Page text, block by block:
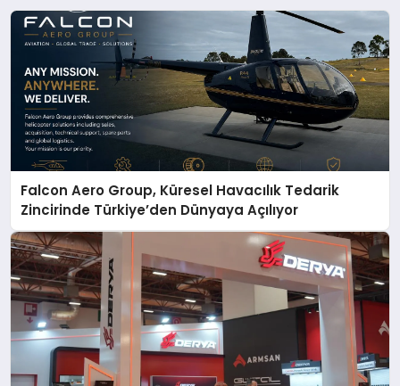
Falcon Aero Group, Küresel Havacılık Tedarik
Zincirinde Türkiye’den Dünyaya Açılıyor